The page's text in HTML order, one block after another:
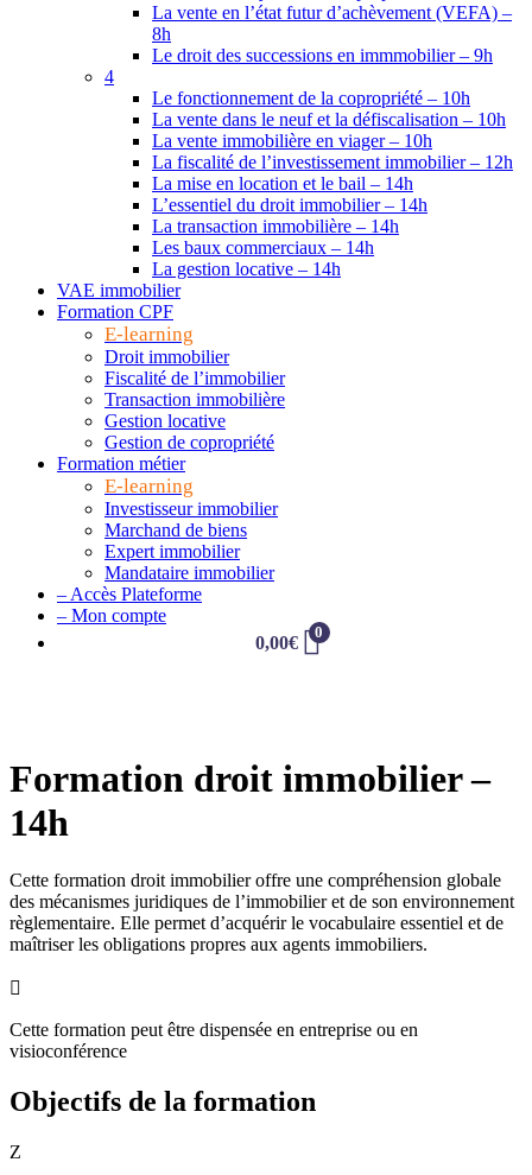
La vente en l’état futur d’achèvement (VEFA) –
8h
Le droit des successions en immmobilier – 9h
4
Le fonctionnement de la copropriété – 10h
La vente dans le neuf et la défiscalisation – 10h
La vente immobilière en viager – 10h
La fiscalité de l’investissement immobilier – 12h
La mise en location et le bail – 14h
L’essentiel du droit immobilier – 14h
La transaction immobilière – 14h
Les baux commerciaux – 14h
La gestion locative – 14h
VAE immobilier
Formation CPF
E-learning
Droit immobilier
Fiscalité de l’immobilier
Transaction immobilière
Gestion locative
Gestion de copropriété
Formation métier
E-learning
Investisseur immobilier
Marchand de biens
Expert immobilier
Mandataire immobilier
– Accès Plateforme
– Mon compte
0,00€
0
Formation droit immobilier –
14h
Cette formation droit immobilier offre une compréhension globale
des mécanismes juridiques de l’immobilier et de son environnement
règlementaire. Elle permet d’acquérir le vocabulaire essentiel et de
maîtriser les obligations propres aux agents immobiliers.

Cette formation peut être dispensée en entreprise ou en
visioconférence
Objectifs de la formation
Z